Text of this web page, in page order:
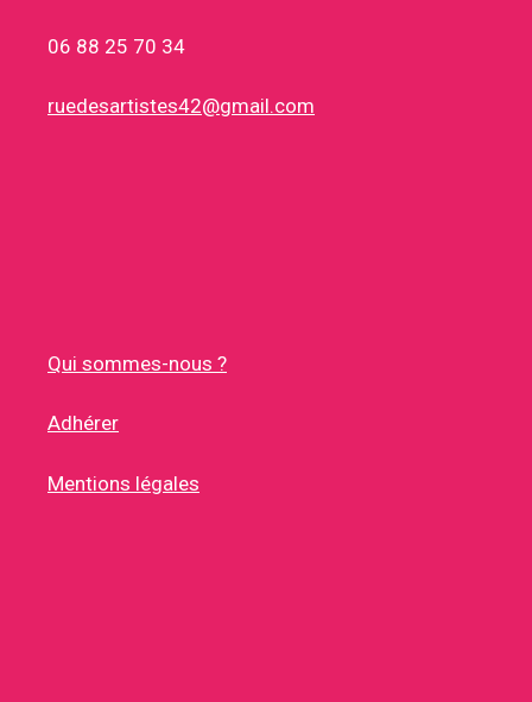
06 88 25 70 34
ruedesartistes42@gmail.com
Qui sommes-nous ?
Adhérer
Mentions légales